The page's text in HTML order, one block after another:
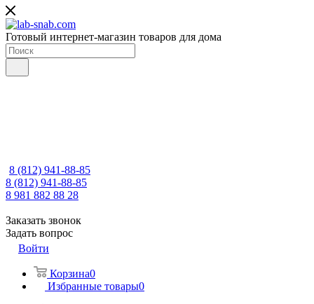
Готовый интернет-магазин товаров для дома
8 (812) 941-88-85
8 (812) 941-88-85
8 981 882 88 28
Заказать звонок
Задать вопрос
Войти
Корзина0
Избранные товары0